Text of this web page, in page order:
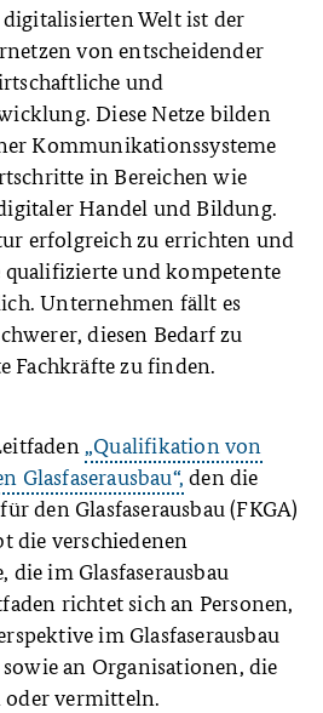
Welt ist der
von entscheidender
und
Diese Netze bilden
Kommunikationssysteme
in Bereichen wie
Handel und Bildung.
erfolgreich zu errichten und
qualifizierte und kompetente
Unternehmen fällt es
diesen Bedarf zu
Fachkräfte zu finden.
„Qualifikation von
Glasfaserausbau“, den die
den Glasfaserausbau (FKGA)
die verschiedenen
im Glasfaserausbau
richtet sich an Personen,
im Glasfaserausbau
an Organisationen, die
oder vermitteln.